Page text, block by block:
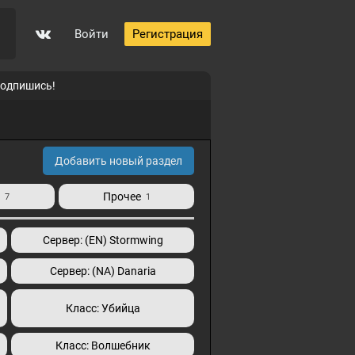
Войти Регистрация
Добавить новый раздел
7 Прочее 1
Сервер: (EN) Stormwing
Сервер: (NA) Danaria
Класс: Убийца
Класс: Волшебник